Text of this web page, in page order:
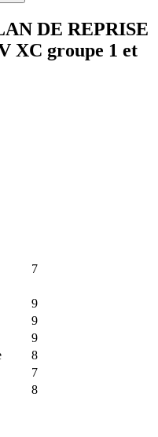
DE REPRISE
XC groupe 1 et
7
9
9
9
8
7
8